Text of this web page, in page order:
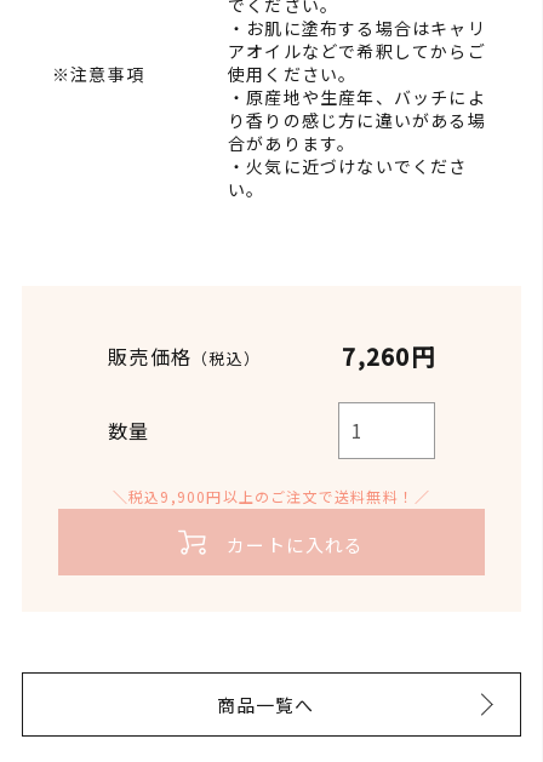
※注意事項
・お肌に塗布する場合はキャリ
アオイルなどで希釈してからご
使用ください。
・原産地や生産年、バッチによ
り香りの感じ方に違いがある場
合があります。
・火気に近づけないでくださ
い。
販売価格 （税込） 7,260円
数量
＼税込9,900円以上のご注文で送料無料！／
カートに入れる
商品一覧へ